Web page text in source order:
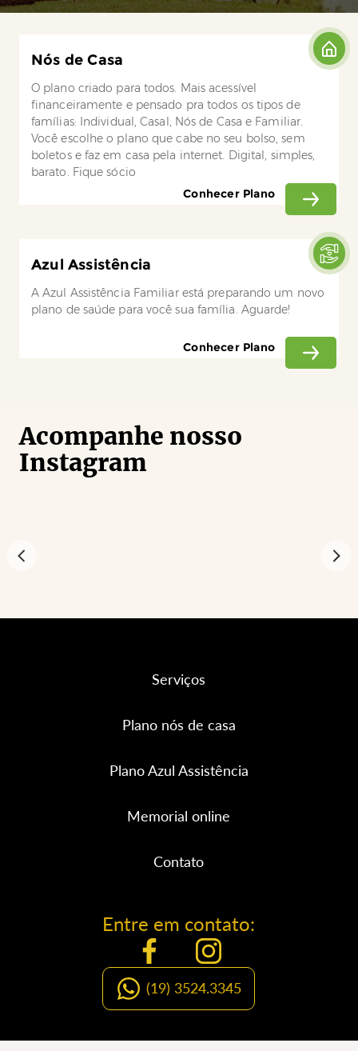
Nós de Casa
O plano criado para todos. Mais acessível
financeiramente e pensado pra todos os tipos de
famílias: Individual, Casal, Nós de Casa e Familiar.
Você escolhe o plano que cabe no seu bolso, sem
boletos e faz em casa pela internet. Digital, simples,
barato. Fique sócio
Conhecer Plano
Azul Assistência
A Azul Assistência Familiar está preparando um novo
plano de saúde para você sua família. Aguarde!
Conhecer Plano
Acompanhe nosso
Instagram
Serviços
Plano nós de casa
Plano Azul Assistência
Memorial online
Contato
Entre em contato:
(19) 3524.3345